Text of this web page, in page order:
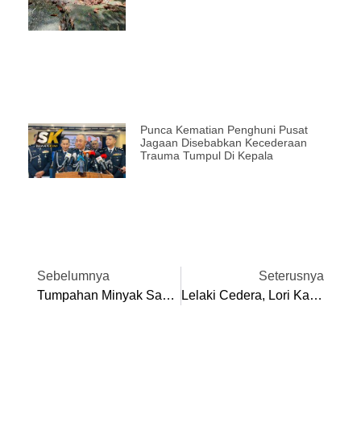
Punca Kematian Penghuni Pusat
Jagaan Disebabkan Kecederaan
Trauma Tumpul Di Kepala
Sebelumnya
Tumpahan Minyak Sawit Mentah Di Lebuh Raya, Trafik Sesak 3 Km
Seterusnya
Lelaki Cedera, Lori Kayu Getah Terbabas Dalam Gaung